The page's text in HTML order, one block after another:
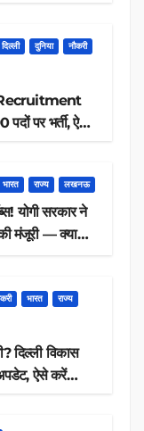
दिल्ली दुनिया नौकरी
पर भर्ती, ऐसे
भारत राज्य लखनऊ
योगी सरकार ने
मंजूरी — क्या
भारत राज्य
दिल्ली विकास
ऐसे करें